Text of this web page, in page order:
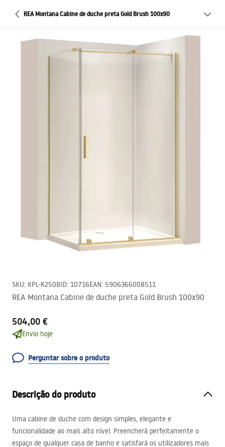
REA Montana Cabine de duche preta Gold Brush 100x90
SKU: KPL-K2508ID: 10716EAN: 5906366008511
REA Montana Cabine de duche preta Gold Brush 100x90
504,00 €
Envio hoje
Perguntar sobre o produto
Descrição do produto
Uma cabine de duche com design simples, elegante e
funcionalidade ao mais alto nível. Preencherá perfeitamente o
espaço de qualquer casa de banho e satisfará os utilizadores mais